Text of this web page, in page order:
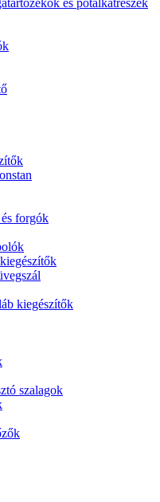
forgók
kiegészítők
szalagok